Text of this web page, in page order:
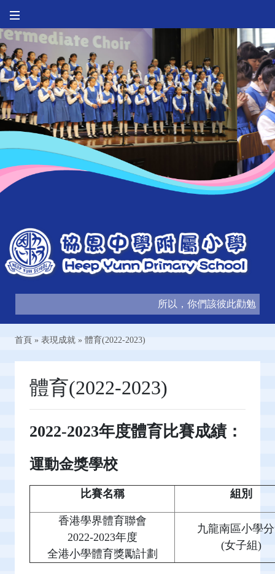
所以，你們該彼此勸勉，
首頁 » 表現成就 » 體育(2022-2023)
體育(2022-2023)
2022-2023年度體育比賽成績：
運動金獎學校
比賽名稱 組別
香港學界體育聯會
2022-2023年度
全港小學體育獎勵計劃
九龍南區小學
(女子組)